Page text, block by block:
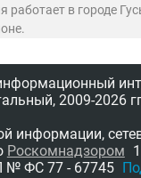
работает в городе
2009-2026
информации,
Роскомнадзором
№ ФС 77 - 67745